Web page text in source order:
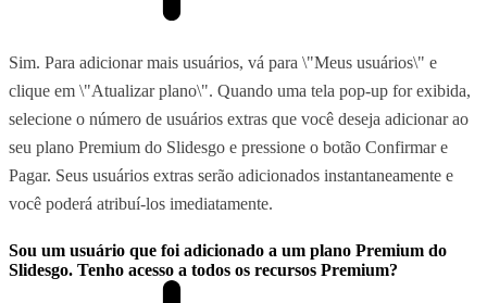
Sim. Para adicionar mais usuários, vá para \"Meus usuários\" e
clique em \"Atualizar plano\". Quando uma tela pop-up for exibida,
selecione o número de usuários extras que você deseja adicionar ao
seu plano Premium do Slidesgo e pressione o botão Confirmar e
Pagar. Seus usuários extras serão adicionados instantaneamente e
você poderá atribuí-los imediatamente.
Sou um usuário que foi adicionado a um plano Premium do
Slidesgo. Tenho acesso a todos os recursos Premium?